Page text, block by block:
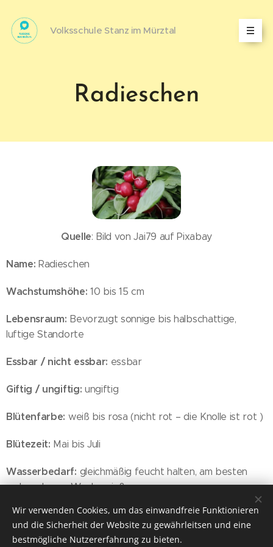
Volksschule Stanz im Mürztal
Radieschen
Quelle: Bild von Jai79 auf Pixabay
Name: Radieschen
Wachstumshöhe: 10 bis 15 cm
Lebensraum: Bevorzugt sonnige bis halbschattige,
luftige Standorte
Essbar / nicht essbar: essbar
Giftig / ungiftig: ungiftig
Blütenfarbe: weiß bis rosa (nicht rot – die Knolle ist rot )
Blütezeit: Mai bis Juli
Wasserbedarf: gleichmäßig feucht halten, am besten
mehrmals pro Woche gießen
Besonderheit:Radieschen schmecken scharf und sind
besonders lecker in Salaten.
Wir verwenden Cookies, um das einwandfreie Funktionieren
und die Sicherheit der Website zu gewährleitsen und eine
bestmögliche Nutzererfahrung zu bieten.